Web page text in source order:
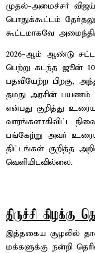
முதல்-அமைச்சர் விஜய்
பொதுக்கூட்டம்
கூட்டமாகவே
2026-ஆம் ஆண்டு
பெற்று கடந்த ஜூன்
பதவியேற்ற பிறகு,
தமது அரசின் பயணம்
என்பது குறித்து
வாரங்களாகிவிட்ட
பங்கேற்று அவர்
திட்டங்கள் குறித்த
வெளியிடவில்லை.
திருச்சி கிழக்கு
இத்தகைய சூழலில் தான்
மக்களுக்கு நன்றி